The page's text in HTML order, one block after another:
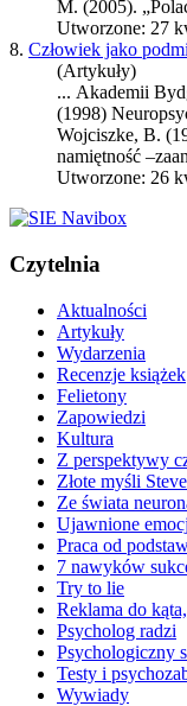
M. (2005).
Utworzone: 27
8. Człowiek jako
(Artykuły)
... Akademii
(1998) Neuro
Wojciszke, B.
namiętność
Utworzone: 26
Czytelnia
Aktualności
Artykuły
Wydarzenia
Recenzje książek
Felietony
Zapowiedzi
Kultura
Z perspektywy
Złote myśli
Ze świata
Ujawnione
Praca od
7 nawyków
Try to lie
Reklama do
Psycholog radzi
Psychologiczny
Testy i
Wywiady